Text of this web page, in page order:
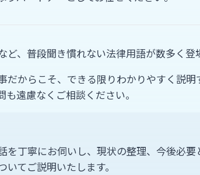
ど、普段聞き慣れない法律用語が数多く登
だからこそ、できる限りわかりやすく説明
遠慮なくご相談ください。
を丁寧にお伺いし、現状の整理、今後必要
てご説明いたします。